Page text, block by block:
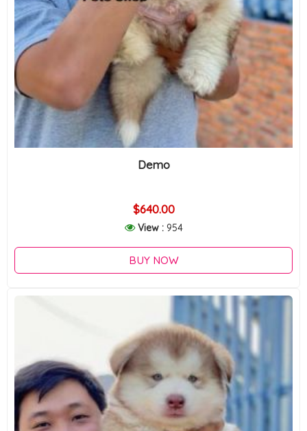
Demo
$640.00
View : 954
BUY NOW